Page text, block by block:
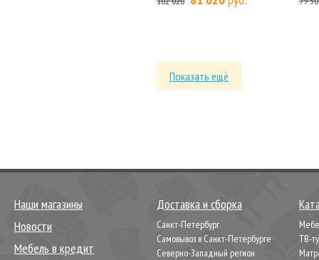
Показать ещё
Наши магазины
Новости
Мебель в кредит
Доставка и сборка
Санкт-Петербург
Самовывоз в Санкт-Петербурге
Северно-Западный регион
ТВ-